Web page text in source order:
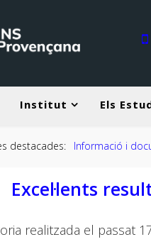
Institut Els
destacades:Informació i
Excel·lents
realitzada el passat